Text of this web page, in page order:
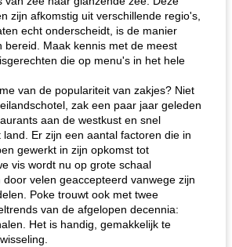
zijn afkomstig uit verschillende regio's,
echt onderscheidt, is de manier
bereid. Maak kennis met de meest
die op menu's in het hele
van de populariteit van zakjes? Niet
zak een paar jaar geleden
aan de westkust en snel
Er zijn een aantal factoren die in
gewerkt in zijn opkomst tot
vis wordt nu op grote schaal
velen geaccepteerd vanwege zijn
Poke trouwt ook met twee
van de afgelopen decennia:
Het is handig, gemakkelijk te